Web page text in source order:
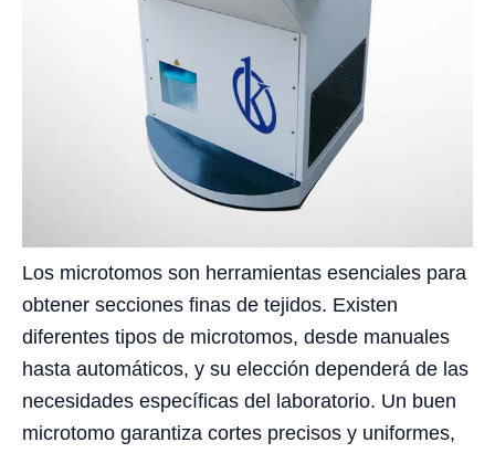
Los microtomos son herramientas esenciales para
obtener secciones finas de tejidos. Existen
diferentes tipos de microtomos, desde manuales
hasta automáticos, y su elección dependerá de las
necesidades específicas del laboratorio. Un buen
microtomo garantiza cortes precisos y uniformes,